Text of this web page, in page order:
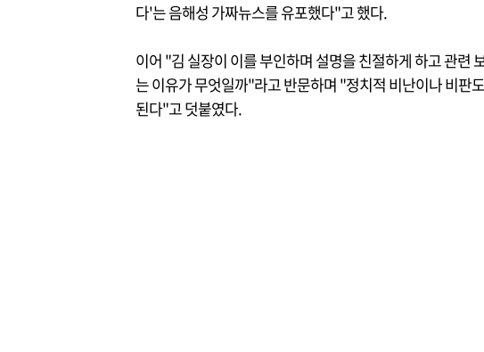
다'는 음해성 가짜뉴스를 유포했다"고 했다.
이어 "김 실장이 이를 부인하며 설명을 친절하게 하고 관련
는 이유가 무엇일까"라고 반문하며 "정치적 비난이나 비판
된다"고 덧붙였다.